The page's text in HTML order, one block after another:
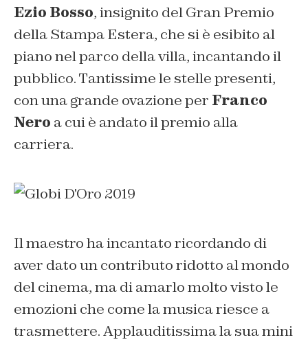
Ezio Bosso, insignito del Gran Premio
della Stampa Estera, che si è esibito al
piano nel parco della villa, incantando il
pubblico. Tantissime le stelle presenti,
con una grande ovazione per Franco
Nero a cui è andato il premio alla
carriera.
Il maestro ha incantato ricordando di
aver dato un contributo ridotto al mondo
del cinema, ma di amarlo molto visto le
emozioni che come la musica riesce a
trasmettere. Applauditissima la sua mini